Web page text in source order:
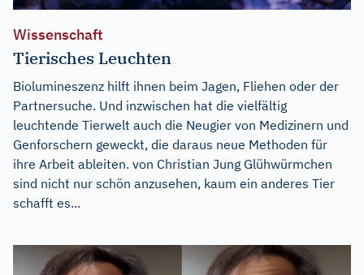
Wissenschaft
Tierisches Leuchten
Biolumineszenz hilft ihnen beim Jagen, Fliehen oder der
Partnersuche. Und inzwischen hat die vielfältig
leuchtende Tierwelt auch die Neugier von Medizinern und
Genforschern geweckt, die daraus neue Methoden für
ihre Arbeit ableiten. von Christian Jung Glühwürmchen
sind nicht nur schön anzusehen, kaum ein anderes Tier
schafft es...